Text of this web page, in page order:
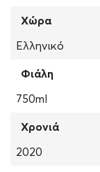
Χώρα
Ελληνικό
Φιάλη
750ml
Χρονιά
2020